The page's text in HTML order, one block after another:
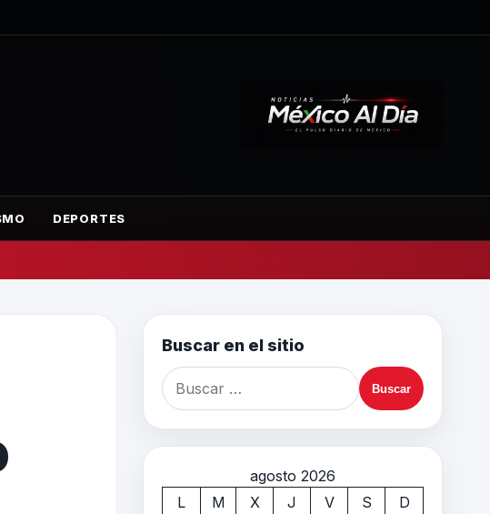
DEPORTES
Buscar en el sitio
agosto 2026
L
M X J V S
D